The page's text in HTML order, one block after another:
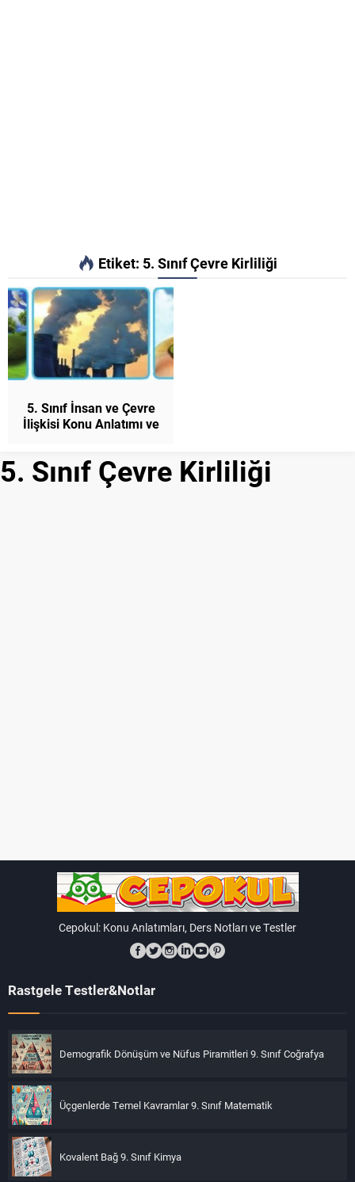
Etiket: 5. Sınıf Çevre Kirliliği
5. Sınıf İnsan ve Çevre
İlişkisi Konu Anlatımı ve
5. Sınıf Çevre Kirliliği
Cepokul: Konu Anlatımları, Ders Notları ve Testler
Rastgele Testler&Notlar
Demografik Dönüşüm ve Nüfus Piramitleri 9. Sınıf Coğrafya
Üçgenlerde Temel Kavramlar 9. Sınıf Matematik
Kovalent Bağ 9. Sınıf Kimya